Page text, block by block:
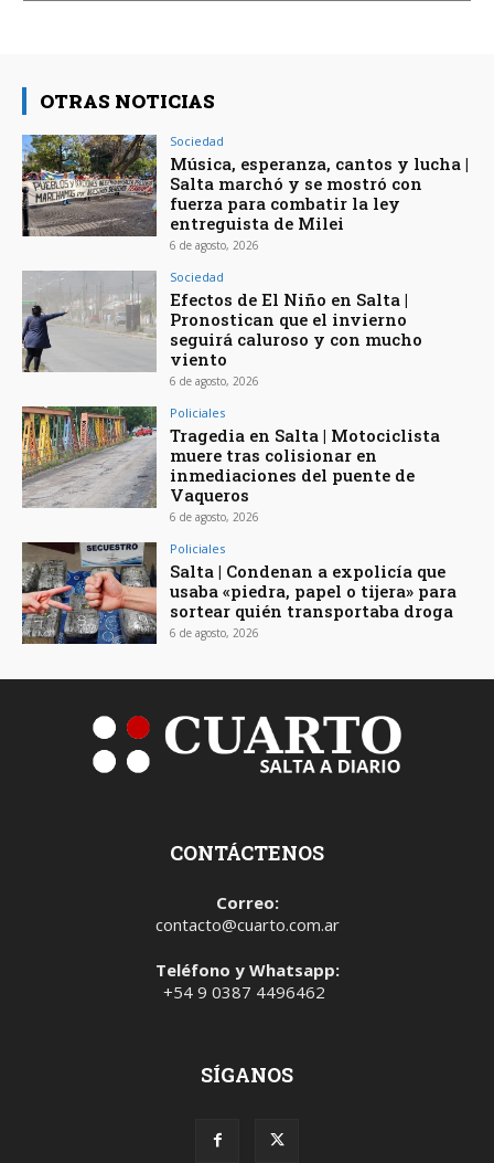
OTRAS NOTICIAS
Sociedad
Música, esperanza, cantos y lucha |
Salta marchó y se mostró con
fuerza para combatir la ley
entreguista de Milei
6 de agosto, 2026
Sociedad
Efectos de El Niño en Salta |
Pronostican que el invierno
seguirá caluroso y con mucho
viento
6 de agosto, 2026
Policiales
Tragedia en Salta | Motociclista
muere tras colisionar en
inmediaciones del puente de
Vaqueros
6 de agosto, 2026
Policiales
Salta | Condenan a expolicía que
usaba «piedra, papel o tijera» para
sortear quién transportaba droga
6 de agosto, 2026
CONTÁCTENOS
Correo:
contacto@cuarto.com.ar
Teléfono y Whatsapp:
+54 9 0387 4496462
SÍGANOS